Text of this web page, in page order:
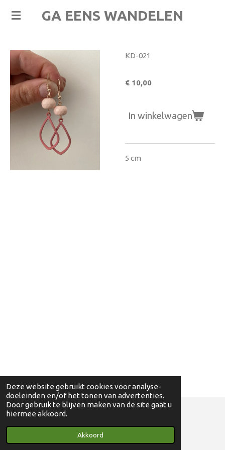
Deze website gebruikt cookies voor analyse-
doeleinden en/of het tonen van advertenties.
Door gebruik te blijven maken van de site gaat u
hiermee akkoord.
Akkoord
Ga
de
hoofdinhoud
GA EENS WANDELEN
KD-021
€ 10,00
In winkelwagen
5 cm